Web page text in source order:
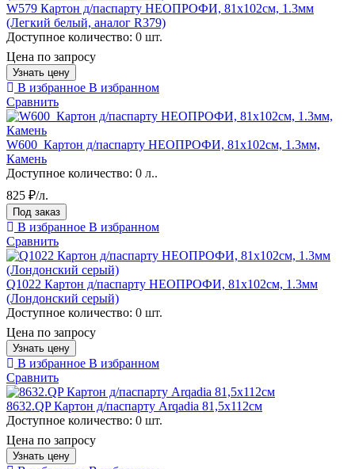
W579 Картон д/паспарту НЕОПРОФИ, 81x102см, 1.3мм
(Легкий белый, аналог R379)
Доступное количество: 0 шт.
Цена по запросу
Узнать цену
В избранное В избранном
Сравнить
W600_Картон д/паспарту НЕОПРОФИ, 81x102см, 1.3мм,
Камень
Доступное количество: 0 л..
825 ₽/л.
Под заказ
В избранное В избранном
Сравнить
Q1022 Картон д/паспарту НЕОПРОФИ, 81x102см, 1.3мм
(Лондонский серый)
Доступное количество: 0 шт.
Цена по запросу
Узнать цену
В избранное В избранном
Сравнить
8632.QP Картон д/паспарту Arqadia 81,5х112см
Доступное количество: 0 шт.
Цена по запросу
Узнать цену